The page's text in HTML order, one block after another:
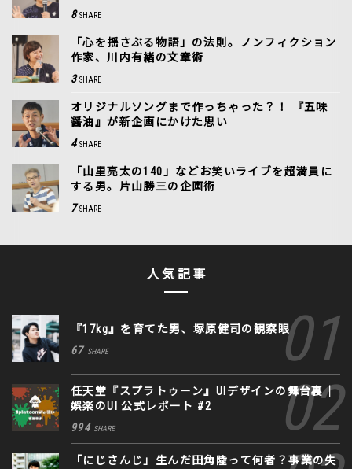
8 SHARE
「心を揺さぶる物語」の法則。ノンフィクション
作家、川内有緒の文章術
3 SHARE
オリジナルソングまで作っちゃった？！ 『五味
醤油』が新企画にかけた思い
4 SHARE
「山里亮太の140」などお笑いライブを超満員に
する男。片山勝三の企画術
7 SHARE
人気記事
『17kg』を育てた男、塚原健司の観察眼
67 SHARE
任天堂『スプラトゥーン』UIデザインの舞台裏｜
娯楽のUI 公式レポート #2
994 SHARE
「にじさんじ」生んだ田角陸って何者？事業の失